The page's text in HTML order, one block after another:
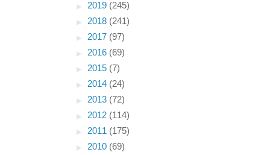
► 2019 (245)
► 2018 (241)
► 2017 (97)
► 2016 (69)
► 2015 (7)
► 2014 (24)
► 2013 (72)
► 2012 (114)
► 2011 (175)
► 2010 (69)